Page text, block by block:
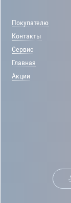
Покупателю
Контакты
Сервис
Главная
Акции